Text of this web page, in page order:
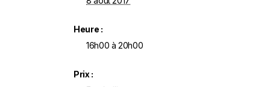
Heure :
16h00 à 20h00
Prix :